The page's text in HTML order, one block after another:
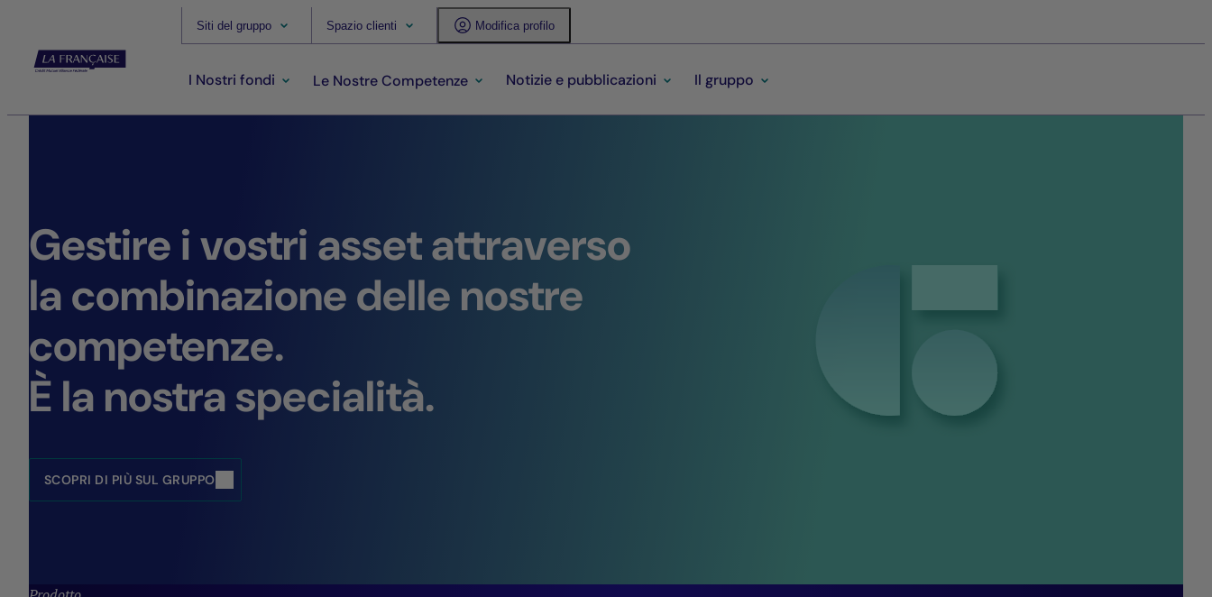
Siti del gruppo Spazio clienti Modifica profilo
I Nostri fondi Le Nostre Competenze Notizie e pubblicazioni Il gruppo
Gestire i vostri asset attraverso
la combinazione delle nostre
competenze.
È la nostra specialità.
SCOPRI DI PIÙ SUL GRUPPO